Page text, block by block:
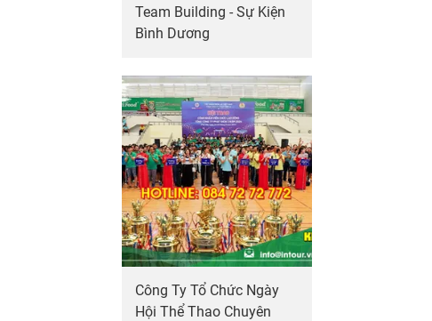
Team Building - Sự Kiện
Bình Dương
Công Ty Tổ Chức Ngày
Hội Thể Thao Chuyên